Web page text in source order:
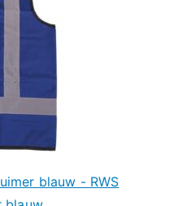
blauw - RWS